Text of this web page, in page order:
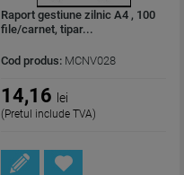
Raport gestiune zilnic A4 , 100
file/carnet, tipar...
Cod produs: MCNV028
14,16 lei
(Pretul include TVA)